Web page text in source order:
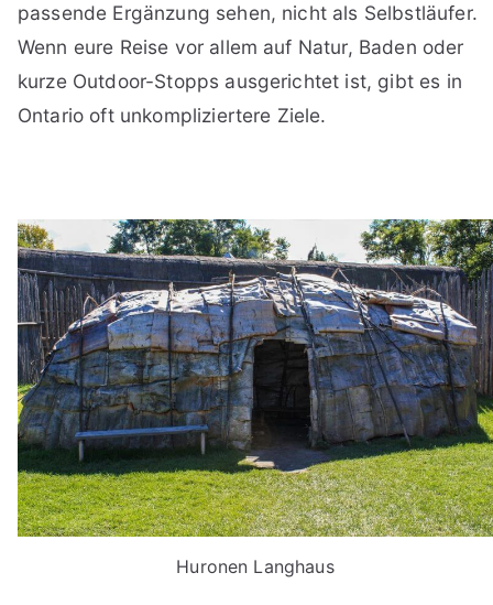
passende Ergänzung sehen, nicht als Selbstläufer.
Wenn eure Reise vor allem auf Natur, Baden oder
kurze Outdoor-Stopps ausgerichtet ist, gibt es in
Ontario oft unkompliziertere Ziele.
Huronen Langhaus